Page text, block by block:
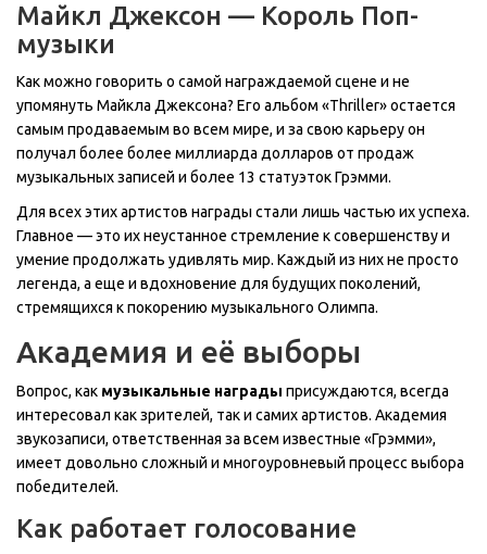
Майкл Джексон — Король Поп-
музыки
Как можно говорить о самой награждаемой сцене и не
упомянуть Майкла Джексона? Его альбом «Thriller» остается
самым продаваемым во всем мире, и за свою карьеру он
получал более более миллиарда долларов от продаж
музыкальных записей и более 13 статуэток Грэмми.
Для всех этих артистов награды стали лишь частью их успеха.
Главное — это их неустанное стремление к совершенству и
умение продолжать удивлять мир. Каждый из них не просто
легенда, а еще и вдохновение для будущих поколений,
стремящихся к покорению музыкального Олимпа.
Академия и её выборы
Вопрос, как музыкальные награды присуждаются, всегда
интересовал как зрителей, так и самих артистов. Академия
звукозаписи, ответственная за всем известные «Грэмми»,
имеет довольно сложный и многоуровневый процесс выбора
победителей.
Как работает голосование